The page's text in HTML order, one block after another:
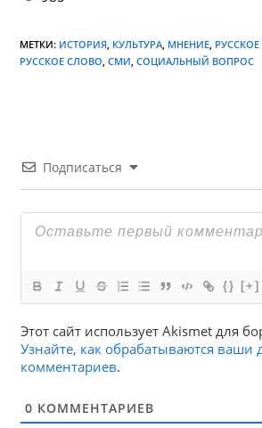
МЕТКИ: ИСТОРИЯ КУЛЬТУРА МНЕНИЕ
РУССКОЕ СЛОВО СМИ СОЦИАЛЬНЫЙ ВОПРОС
Подписаться
{} [+]
Этот сайт использует Akismet для
Узнайте, как обрабатываются ваши
комментариев.
0 КОММЕНТАРИЕВ